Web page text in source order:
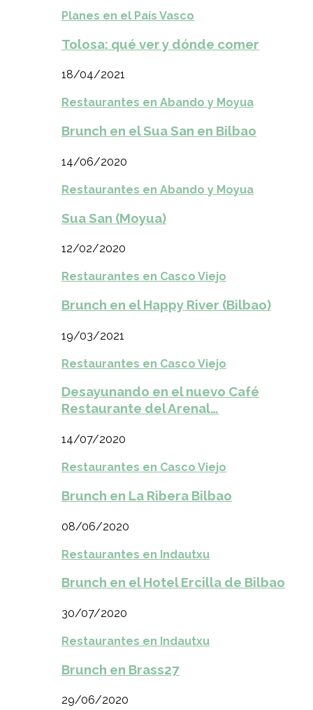
Planes en el País Vasco
Tolosa: qué ver y dónde comer
18/04/2021
Restaurantes en Abando y Moyua
Brunch en el Sua San en Bilbao
14/06/2020
Restaurantes en Abando y Moyua
Sua San (Moyua)
12/02/2020
Restaurantes en Casco Viejo
Brunch en el Happy River (Bilbao)
19/03/2021
Restaurantes en Casco Viejo
Desayunando en el nuevo Café
Restaurante del Arenal…
14/07/2020
Restaurantes en Casco Viejo
Brunch en La Ribera Bilbao
08/06/2020
Restaurantes en Indautxu
Brunch en el Hotel Ercilla de Bilbao
30/07/2020
Restaurantes en Indautxu
Brunch en Brass27
29/06/2020